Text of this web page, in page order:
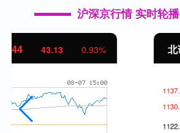
沪深京行情 实时轮播
北证50 1134.24 11.37